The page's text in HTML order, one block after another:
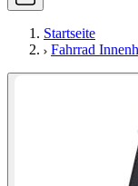
Startseite
Fahrrad